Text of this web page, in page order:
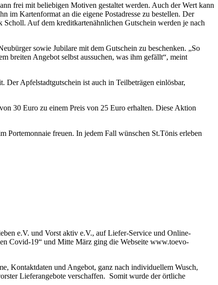
frei mit beliebigen Motiven gestaltet werden. Auch der Wert kann
im Kartenformat an die eigene Postadresse zu bestellen. Der
Auf dem kreditkartenähnlichen Gutschein werden je nach
sowie Jubilare mit dem Gutschein zu beschenken. „So
breiten Angebot selbst aussuchen, was ihm gefällt“, meint
Der Apfelstadtgutschein ist auch in Teilbeträgen einlösbar,
30 Euro zu einem Preis von 25 Euro erhalten. Diese Aktion
Portemonnaie freuen. In jedem Fall wünschen St.Tönis erleben
e.V. und Vorst aktiv e.V., auf Liefer-Service und Online-
Covid-19“ und Mitte März ging die Webseite www.toevo-
Kontaktdaten und Angebot, ganz nach individuellem Wusch,
Lieferangebote verschaffen. Somit wurde der örtliche